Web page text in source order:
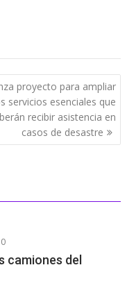
proyecto para ampliar
servicios esenciales que
recibir asistencia en
casos de desastre
0
camiones del